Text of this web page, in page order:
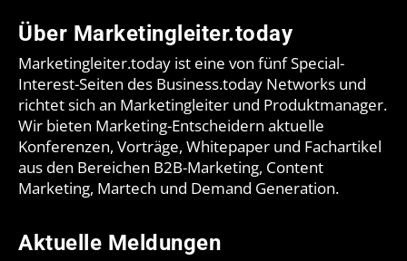
Über Marketingleiter.today
Marketingleiter.today ist eine von fünf Special-
Interest-Seiten des Business.today Networks und
richtet sich an Marketingleiter und Produktmanager.
Wir bieten Marketing-Entscheidern aktuelle
Konferenzen, Vorträge, Whitepaper und Fachartikel
aus den Bereichen B2B-Marketing, Content
Marketing, Martech und Demand Generation.
Aktuelle Meldungen